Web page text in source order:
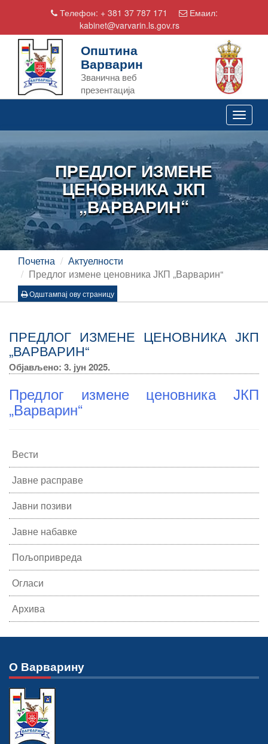
Телефон: + 381 37 787 171
Емаил:
kabinet@varvarin.ls.gov.rs
Општина
Варварин
Званична веб
презентација
Toggle
ПРЕДЛОГ ИЗМЕНЕ
ЦЕНОВНИКА ЈКП
„ВАРВАРИН“
Почетна
Актуелности
Предлог измене ценовника ЈКП „Варварин“
Одштампај ову страницу
ПРЕДЛОГ ИЗМЕНЕ ЦЕНОВНИКА ЈКП
„ВАРВАРИН“
Објављено: 3. јун 2025.
Предлог измене ценовника ЈКП
„Варварин“
Вести
Јавне расправе
Јавни позиви
Јавне набавке
Пољопривреда
Огласи
Архива
О Варварину